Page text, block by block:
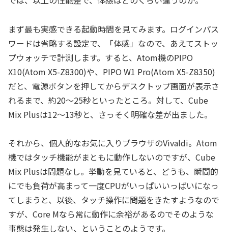
まず最も実感できる起動時間を見てみます。ログインパス
ワードは省略する設定で、「体感」なので、あえてストッ
プウォッチで計測します。すると、Atom機のPIPO
X10(Atom X5-Z8300)や、PIPO W1 Pro(Atom X5-Z8350)
だと、電源ボタンを押してからデスクトップ画面が表示さ
れるまで、約20～25秒といったところ。対して、Cube
Mix Plusは12～13秒と、さっそく明確な差が出ました。
それから、個人的なお気に入りブラウザのVivaldi。Atom
機ではタッチ機能がまともに動作しないのですが、Cube
Mix Plusは問題なし。挙動を見ていると、どうも、瞬間的
にでも負荷が高まって一度CPUがいっぱいいっぱいになっ
てしまうと、以後、タッチ操作に問題をきたすようなので
すが、Core Mなら常に動作に余裕があるのでそのような
事態は発生しない、ということのようです。